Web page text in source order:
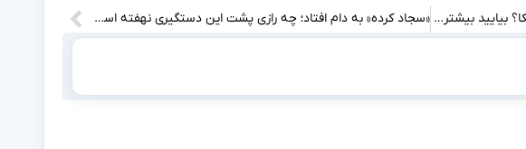
«توافق ۱۲۳»: چه خبر از مذاکرات مهم ایران و آمریکا؟ بیایید بیشتر بدانیم! «سجاد کرده» به دام افتاد؛ چه رازی پشت این دستگیری نهفته است؟